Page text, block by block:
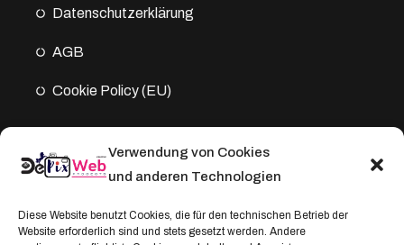
Verwendung von Cookies
und anderen Technologien
Diese Website benutzt Cookies, die für den technischen Betrieb der
Website erforderlich sind und stets gesetzt werden. Andere
Datenschutz­erklärung
AGB
Cookie Policy (EU)
Kontakt
Address:
Windthorststraße 20